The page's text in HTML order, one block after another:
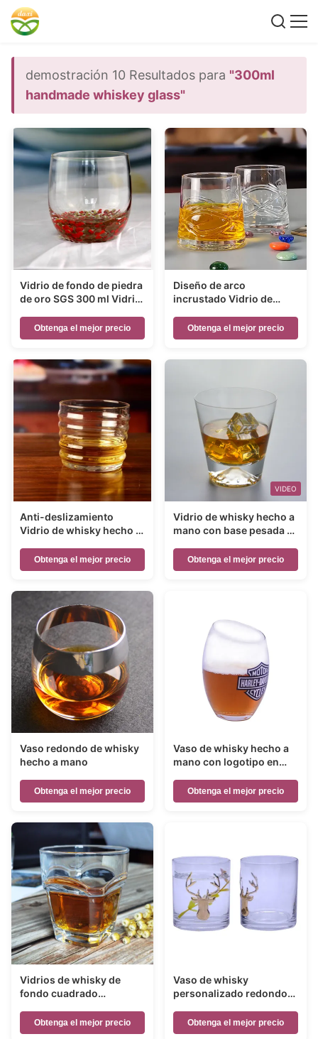
demostración 10 Resultados para "300ml
handmade whiskey glass"
Vidrio de fondo de piedra
de oro SGS 300 ml Vidrio
Obtenga el mejor precio
Diseño de arco
incrustado Vidrio de
Obtenga el mejor precio
Anti-deslizamiento
Vidrio de whisky hecho a
Obtenga el mejor precio
VIDEO
Vidrio de whisky hecho a
mano con base pesada y
Obtenga el mejor precio
Vaso redondo de whisky
hecho a mano
Obtenga el mejor precio
Vaso de whisky hecho a
mano con logotipo en
Obtenga el mejor precio
Vidrios de whisky de
fondo cuadrado
para el hogar
Obtenga el mejor precio
Vaso de whisky
personalizado redondo
Obtenga el mejor precio